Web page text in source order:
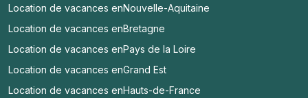
Location de vacances enNouvelle-Aquitaine
Location de vacances enBretagne
Location de vacances enPays de la Loire
Location de vacances enGrand Est
Location de vacances enHauts-de-France